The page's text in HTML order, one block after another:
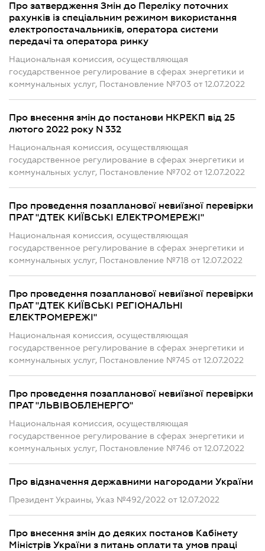
Про затвердження Змін до Переліку поточних
рахунків із спеціальним режимом використання
електропостачальників, оператора системи
передачі та оператора ринку
Национальная комиссия, осуществляющая
государственное регулирование в сферах энергетики и
коммунальных услуг, Постановление №703 от 12.07.2022
Про внесення змін до постанови НКРЕКП від 25
лютого 2022 року N 332
Национальная комиссия, осуществляющая
государственное регулирование в сферах энергетики и
коммунальных услуг, Постановление №702 от 12.07.2022
Про проведення позапланової невиїзної перевірки
ПРАТ "ДТЕК КИЇВСЬКІ ЕЛЕКТРОМЕРЕЖІ"
Национальная комиссия, осуществляющая
государственное регулирование в сферах энергетики и
коммунальных услуг, Постановление №718 от 12.07.2022
Про проведення позапланової невиїзної перевірки
ПрАТ "ДТЕК КИЇВСЬКІ РЕГІОНАЛЬНІ
ЕЛЕКТРОМЕРЕЖІ"
Национальная комиссия, осуществляющая
государственное регулирование в сферах энергетики и
коммунальных услуг, Постановление №745 от 12.07.2022
Про проведення позапланової невиїзної перевірки
ПРАТ "ЛЬВІВОБЛЕНЕРГО"
Национальная комиссия, осуществляющая
государственное регулирование в сферах энергетики и
коммунальных услуг, Постановление №746 от 12.07.2022
Про відзначення державними нагородами України
Президент Украины, Указ №492/2022 от 12.07.2022
Про внесення змін до деяких постанов Кабінету
Міністрів України з питань оплати та умов праці